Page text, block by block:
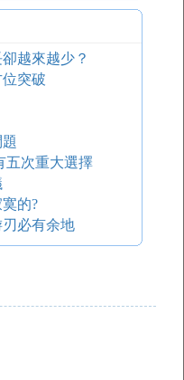
越來越少？
突破
五次重大選擇
的?
必有余地